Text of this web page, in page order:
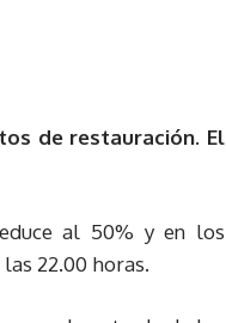
de restauración. El
al 50% y en los
22.00 horas.